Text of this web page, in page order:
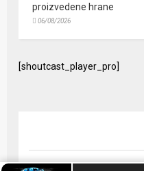
proizvedene hrane
06/08/2026
[shoutcast_player_pro]